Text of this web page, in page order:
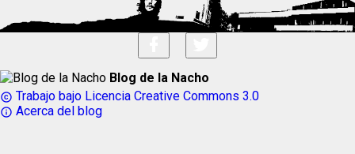
Blog de la Nacho
copyright Trabajo bajo Licencia Creative Commons 3.0
info_outline Acerca del blog